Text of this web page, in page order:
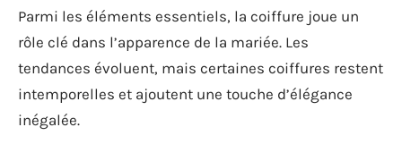
Parmi les éléments essentiels, la coiffure joue un
rôle clé dans l’apparence de la mariée. Les
tendances évoluent, mais certaines coiffures restent
intemporelles et ajoutent une touche d’élégance
inégalée.